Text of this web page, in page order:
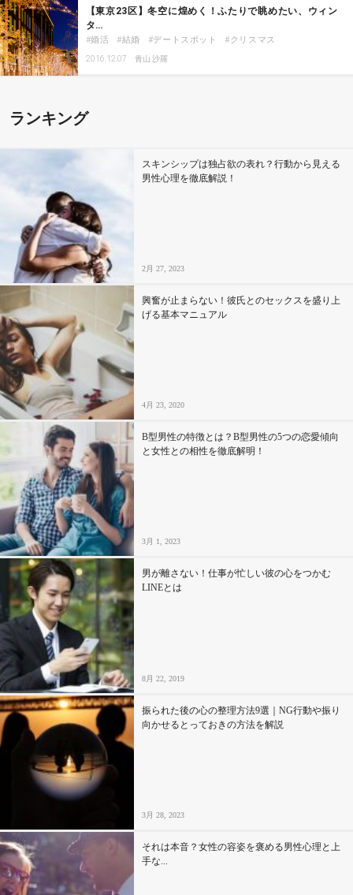
【東京23区】冬空に煌めく！ふたりで眺めたい、ウィン
タ…
婚活 結婚 デートスポット クリスマス
2016.12.07 青山 沙羅
ランキング
スキンシップは独占欲の表れ？行動から見える
男性心理を徹底解説！
2月 27, 2023
興奮が止まらない！彼氏とのセックスを盛り上
げる基本マニュアル
4月 23, 2020
B型男性の特徴とは？B型男性の5つの恋愛傾向
と女性との相性を徹底解明！
3月 1, 2023
男が離さない！仕事が忙しい彼の心をつかむ
LINEとは
8月 22, 2019
振られた後の心の整理方法9選｜NG行動や振り
向かせるとっておきの方法を解説
3月 28, 2023
それは本音？女性の容姿を褒める男性心理と上
手な...